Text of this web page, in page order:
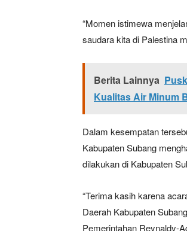
“Momen istimewa
saudara kita di Palestina
Berita Lainnya
Kualitas Air Minum
Dalam kesempatan
Kabupaten Subang
dilakukan di Kabupaten
“Terima kasih karena
Daerah Kabupaten
Pemerintahan Reynaldy-